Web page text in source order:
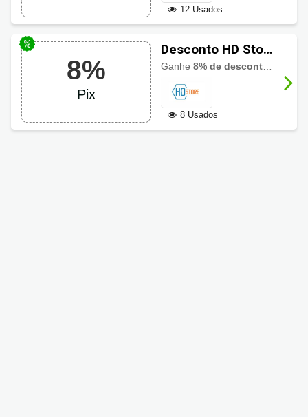
12 Usados
8%
Pix
Desconto HD Store
de 8% via Pix
Ganhe 8% de desconto
8 Usados